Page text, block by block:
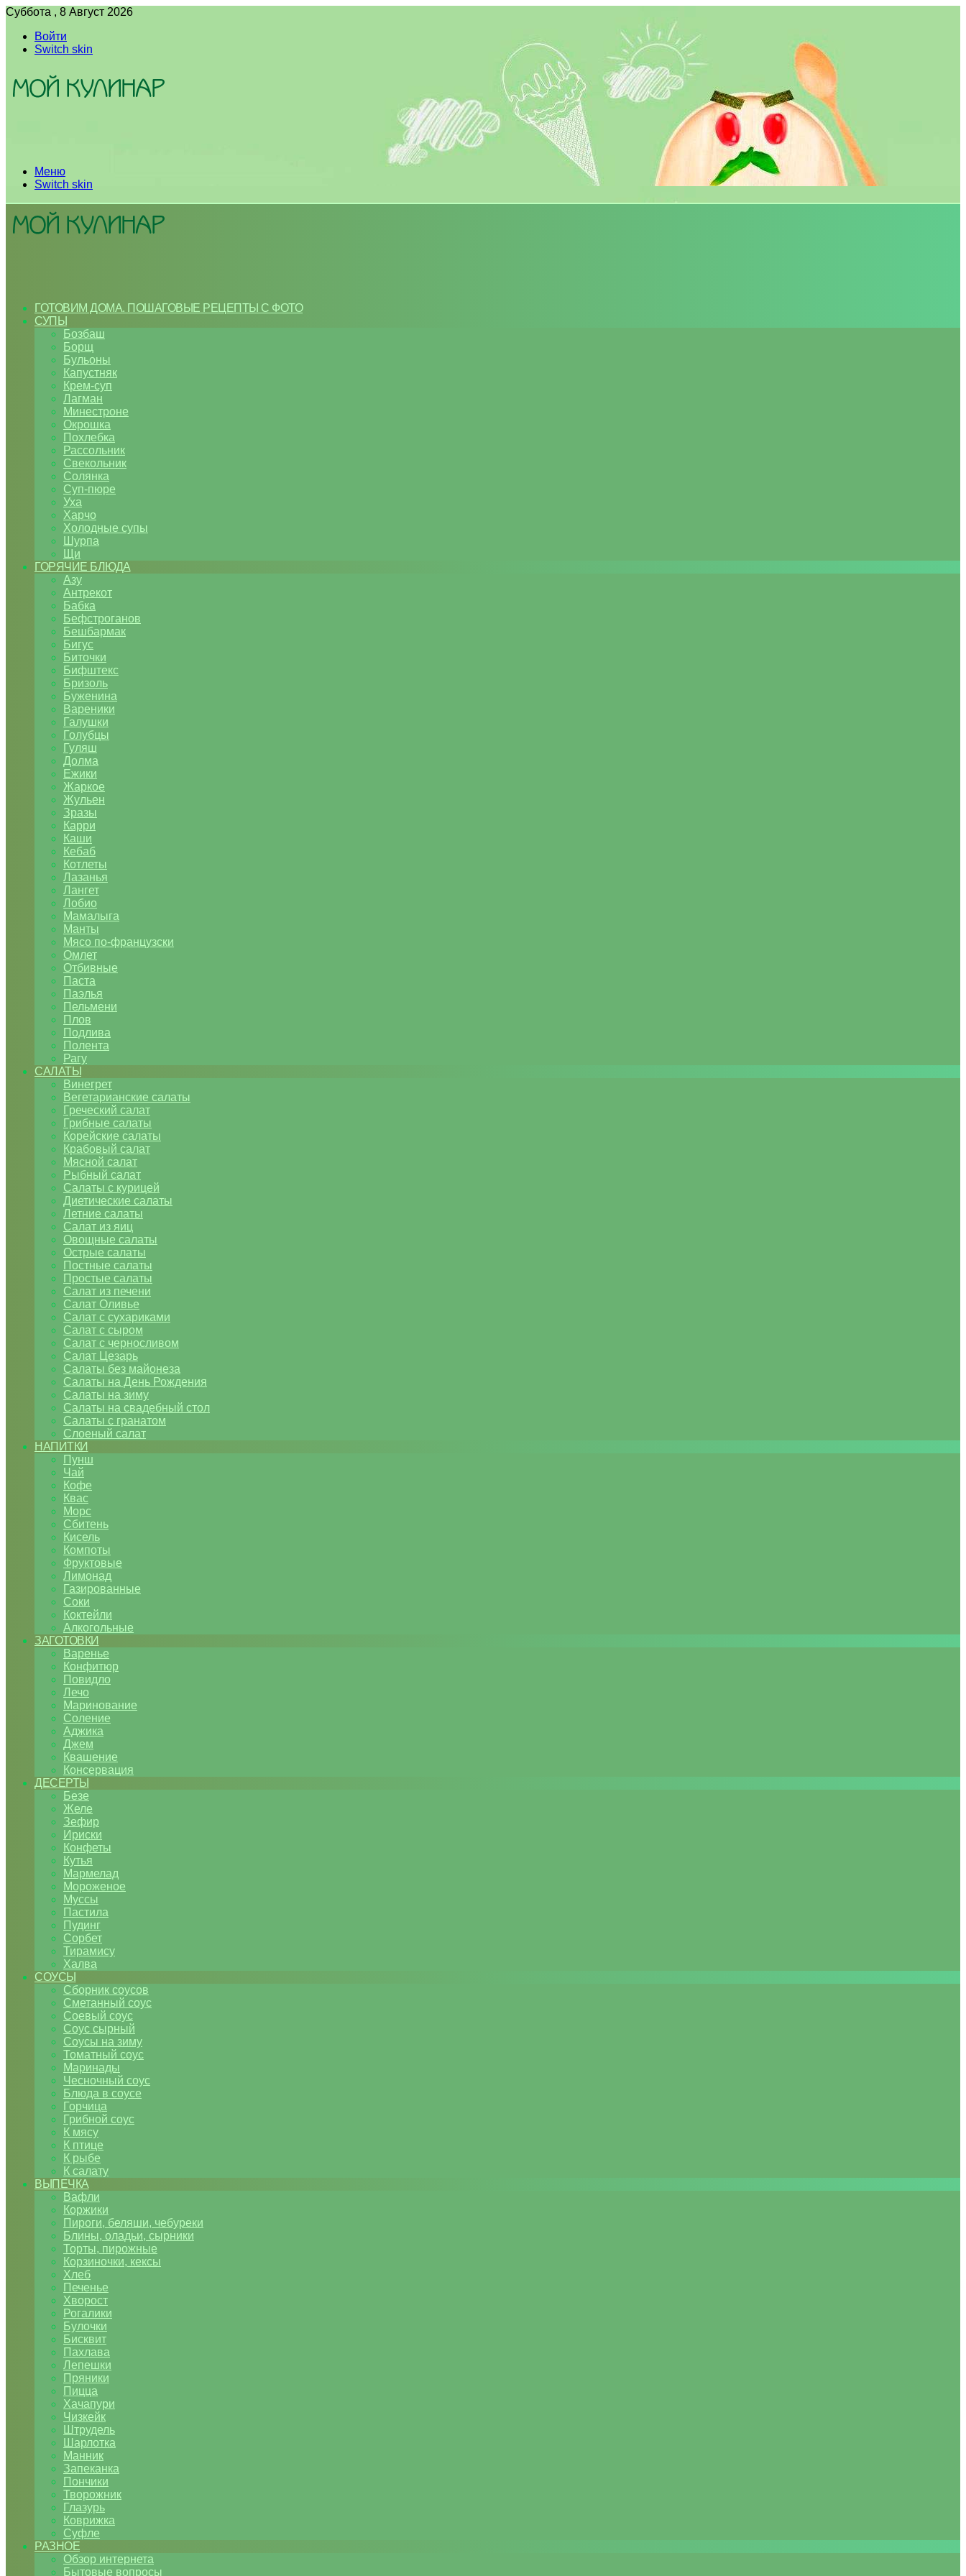
Суббота , 8 Август 2026
Войти
Switch skin
Меню
Switch skin
ГОТОВИМ ДОМА. ПОШАГОВЫЕ РЕЦЕПТЫ С ФОТО
СУПЫ
Бозбаш
Борщ
Бульоны
Капустняк
Крем-суп
Лагман
Минестроне
Окрошка
Похлебка
Рассольник
Свекольник
Солянка
Суп-пюре
Уха
Харчо
Холодные супы
Шурпа
Щи
ГОРЯЧИЕ БЛЮДА
Азу
Антрекот
Бабка
Бефстроганов
Бешбармак
Бигус
Биточки
Бифштекс
Бризоль
Буженина
Вареники
Галушки
Голубцы
Гуляш
Долма
Ежики
Жаркое
Жульен
Зразы
Карри
Каши
Кебаб
Котлеты
Лазанья
Лангет
Лобио
Мамалыга
Манты
Мясо по-французски
Омлет
Отбивные
Паста
Паэлья
Пельмени
Плов
Подлива
Полента
Рагу
САЛАТЫ
Винегрет
Вегетарианские салаты
Греческий салат
Грибные салаты
Корейские салаты
Крабовый салат
Мясной салат
Рыбный салат
Салаты с курицей
Диетические салаты
Летние салаты
Салат из яиц
Овощные салаты
Острые салаты
Постные салаты
Простые салаты
Салат из печени
Салат Оливье
Салат с сухариками
Салат с сыром
Салат с черносливом
Салат Цезарь
Салаты без майонеза
Салаты на День Рождения
Салаты на зиму
Салаты на свадебный стол
Салаты с гранатом
Слоеный салат
НАПИТКИ
Пунш
Чай
Кофе
Квас
Морс
Сбитень
Кисель
Компоты
Фруктовые
Лимонад
Газированные
Соки
Коктейли
Алкогольные
ЗАГОТОВКИ
Варенье
Конфитюр
Повидло
Лечо
Маринование
Соление
Аджика
Джем
Квашение
Консервация
ДЕСЕРТЫ
Безе
Желе
Зефир
Ириски
Конфеты
Кутья
Мармелад
Мороженое
Муссы
Пастила
Пудинг
Сорбет
Тирамису
Халва
СОУСЫ
Сборник соусов
Сметанный соус
Соевый соус
Соус сырный
Соусы на зиму
Томатный соус
Маринады
Чесночный соус
Блюда в соусе
Горчица
Грибной соус
К мясу
К птице
К рыбе
К салату
ВЫПЕЧКА
Вафли
Коржики
Пироги, беляши, чебуреки
Блины, оладьи, сырники
Торты, пирожные
Корзиночки, кексы
Хлеб
Печенье
Хворост
Рогалики
Булочки
Бисквит
Пахлава
Лепешки
Пряники
Пицца
Хачапури
Чизкейк
Штрудель
Шарлотка
Манник
Запеканка
Пончики
Творожник
Глазурь
Коврижка
Суфле
РАЗНОЕ
Обзор интернета
Бытовые вопросы